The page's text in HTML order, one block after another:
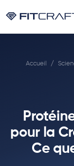
Guides
90 Jours
Exercices
Accueil /
pour la
Ce